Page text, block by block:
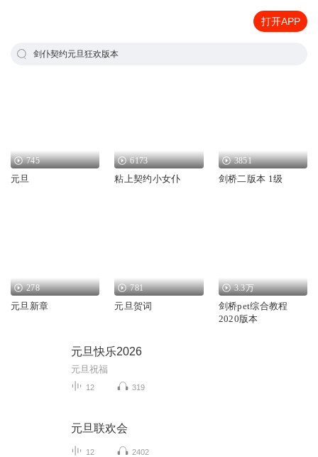
打开APP
剑仆契约元旦狂欢版本
745
元旦
6173
粘上契约小女仆
3851
剑桥二版本 1级
278
元旦新章
781
元旦贺词
3.3万
剑桥pet综合教程
2020版本
元旦快乐2026
元旦祝福
12 319
元旦联欢会
12 2402